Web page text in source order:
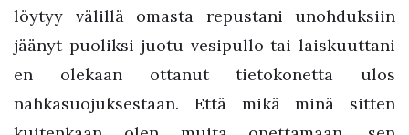
löytyy välillä omasta repustani unohduksiin
jäänyt puoliksi juotu vesipullo tai laiskuuttani
en olekaan ottanut tietokonetta ulos
nahkasuojuksestaan. Että mikä minä sitten